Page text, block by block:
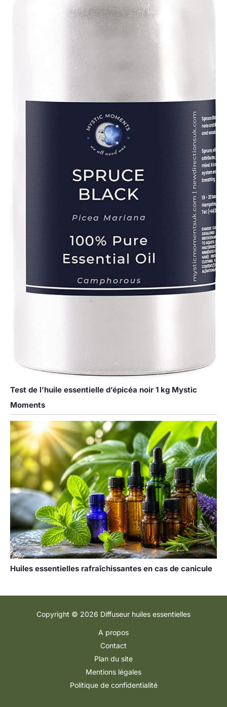
Test de l’huile essentielle d’épicéa noir 1 kg Mystic
Moments
Huiles essentielles rafraîchissantes en cas de canicule
Copyright © 2026 Diffuseur huiles essentielles
A propos
Contact
Plan du site
Mentions légales
Politique de confidentialité